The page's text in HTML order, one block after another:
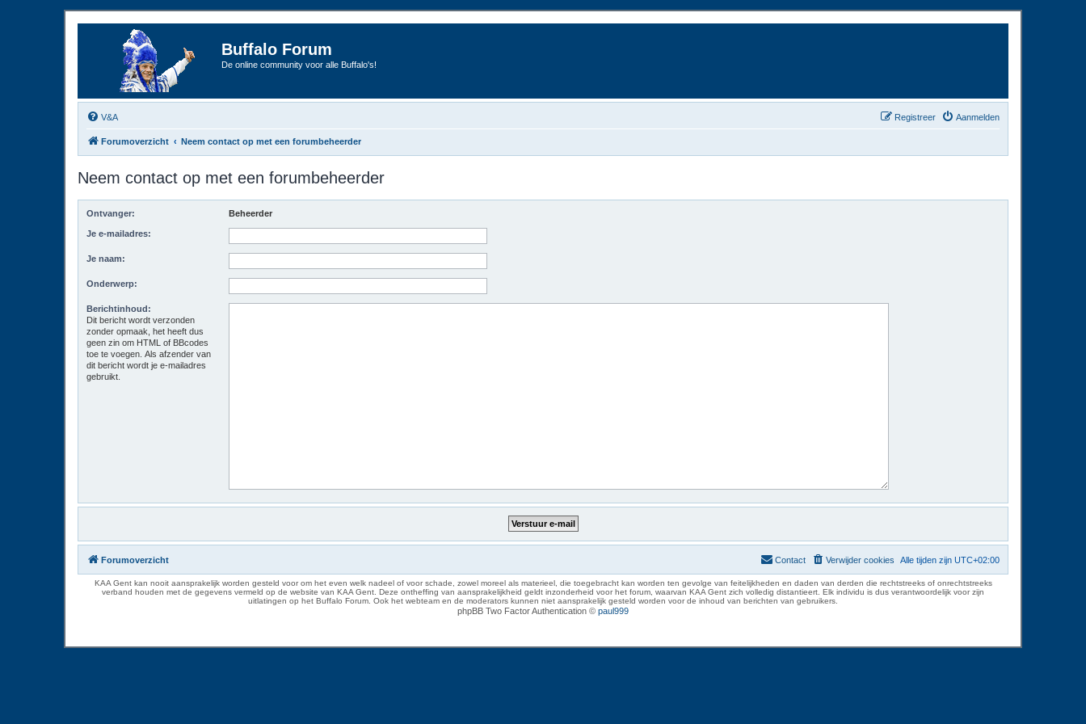
Buffalo Forum
De online community voor alle Buffalo's!
V&A Aanmelden
Registreer
Forumoverzicht Neem contact op met een forumbeheerder
Neem contact op met een forumbeheerder
Ontvanger: Beheerder
Je e-mailadres:
Je naam:
Onderwerp:
Berichtinhoud:
Dit bericht wordt verzonden
zonder opmaak, het heeft dus
geen zin om HTML of BBcodes
toe te voegen. Als afzender van
dit bericht wordt je e-mailadres
gebruikt.
Forumoverzicht Alle tijden zijn UTC+02:00
Verwijder cookies
Contact
KAA Gent kan nooit aansprakelijk worden gesteld voor om het even welk nadeel of voor schade, zowel moreel als materieel, die toegebracht kan worden ten gevolge van feitelijkheden en daden van derden die rechtstreeks of onrechtstreeks
verband houden met de gegevens vermeld op de website van KAA Gent. Deze ontheffing van aansprakelijkheid geldt inzonderheid voor het forum, waarvan KAA Gent zich volledig distantieert. Elk individu is dus verantwoordelijk voor zijn
uitlatingen op het Buffalo Forum. Ook het webteam en de moderators kunnen niet aansprakelijk gesteld worden voor de inhoud van berichten van gebruikers.
phpBB Two Factor Authentication © paul999